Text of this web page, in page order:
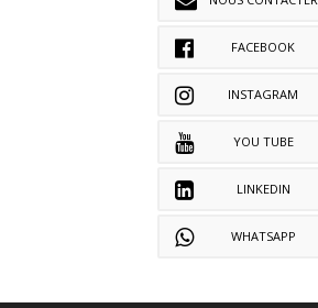
FACEBOOK
INSTAGRAM
YOU TUBE
LINKEDIN
WHATSAPP